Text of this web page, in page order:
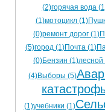
(2)горячая вода
(1)мотоцикл (1)
(0)ремонт дорог (1)
(5)город (1)Почта (1)
(0)Бензин (1)
(4)Выборы (5)
(1)учебники (1)